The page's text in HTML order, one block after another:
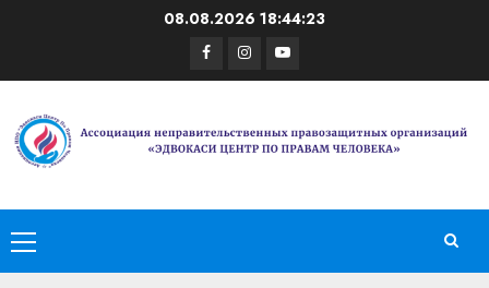
08.08.2026 18:44:23
Facebook
Instagram
Youtube
Основное
меню